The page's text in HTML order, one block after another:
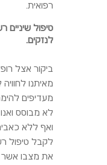
רפואית.
טיפול
לנזקים.
ביקור אצל
מאיתנו
מעדיפים
לא מבוסס
ואף ללא
לקבל טיפול
את מצבו אשר